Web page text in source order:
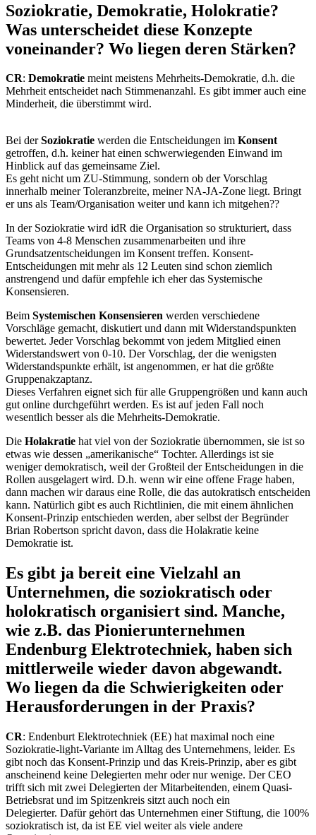
Soziokratie, Demokratie, Holokratie?
Was unterscheidet diese Konzepte
voneinander? Wo liegen deren Stärken?
CR: Demokratie meint meistens Mehrheits-Demokratie, d.h. die
Mehrheit entscheidet nach Stimmenanzahl. Es gibt immer auch eine
Minderheit, die überstimmt wird.
Bei derSoziokratie werden die Entscheidungen im Konsent
getroffen, d.h. keiner hat einen schwerwiegenden Einwand im
Hinblick auf das gemeinsame Ziel.
Es geht nicht um ZU-Stimmung, sondern ob der Vorschlag
innerhalb meiner Toleranzbreite, meiner NA-JA-Zone liegt. Bringt
er uns als Team/Organisation weiter und kann ich mitgehen??
In der Soziokratie wird idR die Organisation so strukturiert, dass
Teams von 4-8 Menschen zusammenarbeiten und ihre
Grundsatzentscheidungen im Konsent treffen. Konsent-
Entscheidungen mit mehr als 12 Leuten sind schon ziemlich
anstrengend und dafür empfehle ich eher das Systemische
Konsensieren.
Beim Systemischen Konsensieren werden verschiedene
Vorschläge gemacht, diskutiert und dann mit Widerstandspunkten
bewertet. Jeder Vorschlag bekommt von jedem Mitglied einen
Widerstandswert von 0-10. Der Vorschlag, der die wenigsten
Widerstandspunkte erhält, ist angenommen, er hat die größte
Gruppenakzaptanz.
Dieses Verfahren eignet sich für alle Gruppengrößen und kann auch
gut online durchgeführt werden. Es ist auf jeden Fall noch
wesentlich besser als die Mehrheits-Demokratie.
Die Holakratie hat viel von der Soziokratie übernommen, sie ist so
etwas wie dessen „amerikanische“ Tochter. Allerdings ist sie
weniger demokratisch, weil der Großteil der Entscheidungen in die
Rollen ausgelagert wird. D.h. wenn wir eine offene Frage haben,
dann machen wir daraus eine Rolle, die das autokratisch entscheiden
kann. Natürlich gibt es auch Richtlinien, die mit einem ähnlichen
Konsent-Prinzip entschieden werden, aber selbst der Begründer
Brian Robertson spricht davon, dass die Holakratie keine
Demokratie ist.
Es gibt ja bereit eine Vielzahl an
Unternehmen, die soziokratisch oder
holokratisch organisiert sind. Manche,
wie z.B. das Pionierunternehmen
Endenburg Elektrotechniek, haben sich
mittlerweile wieder davon abgewandt.
Wo liegen da die Schwierigkeiten oder
Herausforderungen in der Praxis?
CR: Endenburt Elektrotechniek (EE) hat maximal noch eine
Soziokratie-light-Variante im Alltag des Unternehmens, leider. Es
gibt noch das Konsent-Prinzip und das Kreis-Prinzip, aber es gibt
anscheinend keine Delegierten mehr oder nur wenige. Der CEO
trifft sich mit zwei Delegierten der Mitarbeitenden, einem Quasi-
Betriebsrat und im Spitzenkreis sitzt auch noch ein
Delegierter. Dafür gehört das Unternehmen einer Stiftung, die 100%
soziokratisch ist, da ist EE viel weiter als viele andere